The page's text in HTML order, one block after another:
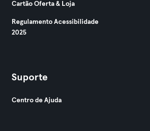
Cartão Oferta & Loja
Regulamento Acessibilidade
2025
Suporte
Centro de Ajuda